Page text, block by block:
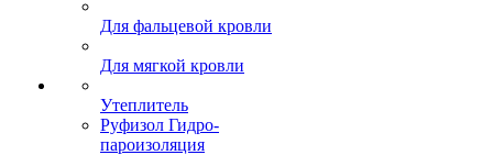
Для фальцевой кровли
Для мягкой кровли
Утеплитель
Руфизол Гидро-
пароизоляция